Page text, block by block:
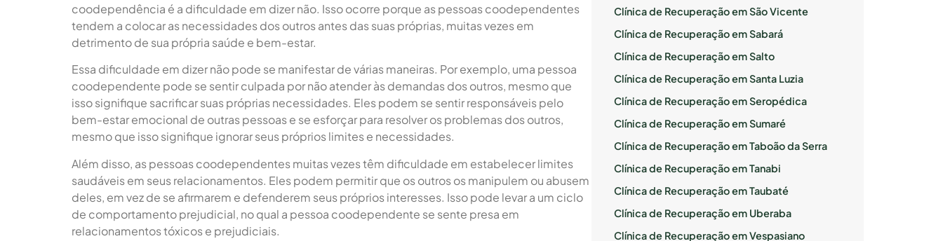
coodependência é a dificuldade em dizer não. Isso ocorre porque as pessoas coodependentes
tendem a colocar as necessidades dos outros antes das suas próprias, muitas vezes em
detrimento de sua própria saúde e bem-estar.
Essa dificuldade em dizer não pode se manifestar de várias maneiras. Por exemplo, uma pessoa
coodependente pode se sentir culpada por não atender às demandas dos outros, mesmo que
isso signifique sacrificar suas próprias necessidades. Eles podem se sentir responsáveis pelo
bem-estar emocional de outras pessoas e se esforçar para resolver os problemas dos outros,
mesmo que isso signifique ignorar seus próprios limites e necessidades.
Além disso, as pessoas coodependentes muitas vezes têm dificuldade em estabelecer limites
saudáveis em seus relacionamentos. Eles podem permitir que os outros os manipulem ou abusem
deles, em vez de se afirmarem e defenderem seus próprios interesses. Isso pode levar a um ciclo
de comportamento prejudicial, no qual a pessoa coodependente se sente presa em
relacionamentos tóxicos e prejudiciais.
Clínica de Recuperação em São Vicente
Clínica de Recuperação em Sabará
Clínica de Recuperação em Salto
Clínica de Recuperação em Santa Luzia
Clínica de Recuperação em Seropédica
Clínica de Recuperação em Sumaré
Clínica de Recuperação em Taboão da Serra
Clínica de Recuperação em Tanabi
Clínica de Recuperação em Taubaté
Clínica de Recuperação em Uberaba
Clínica de Recuperação em Vespasiano